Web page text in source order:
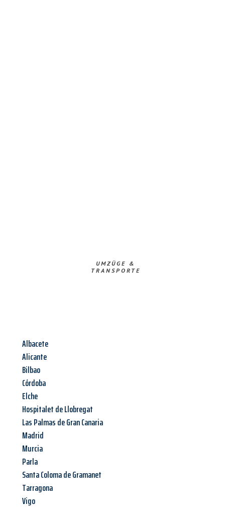
UMZÜGE &
TRANSPORTE
Albacete
Alicante
Bilbao
Córdoba
Elche
Hospitalet de Llobregat
Las Palmas de Gran Canaria
Madrid
Murcia
Parla
Santa Coloma de Gramanet
Tarragona
Vigo